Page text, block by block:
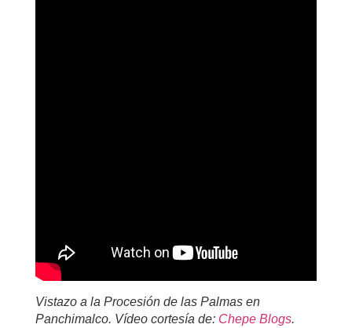
Vistazo a la Procesión de las Palmas en
Panchimalco. Vídeo cortesía de: Chepe Blogs.